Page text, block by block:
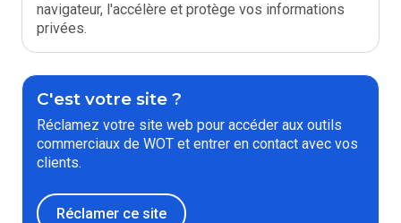
navigateur, l'accélère et protège vos informations
privées.
C'est votre site ?
Réclamez votre site web pour accéder aux outils
commerciaux de WOT et entrer en contact avec vos
clients.
Réclamer ce site